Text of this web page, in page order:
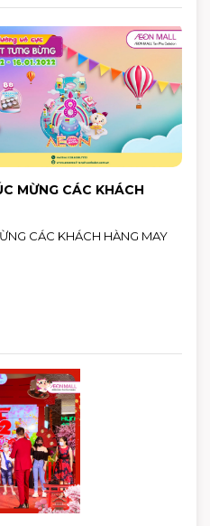
MỪNG CÁC KHÁCH
CÁC KHÁCH HÀNG MAY